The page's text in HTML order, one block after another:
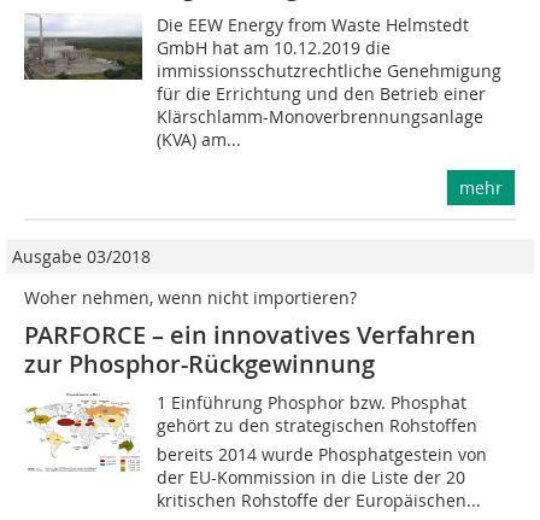
Die EEW Energy from Waste Helmstedt
GmbH hat am 10.12.2019 die
immissionsschutzrechtliche Genehmigung
für die Errichtung und den Betrieb einer
Klärschlamm-Monoverbrennungsanlage
(KVA) am...
mehr
Ausgabe 03/2018
Woher nehmen, wenn nicht importieren?
PARFORCE – ein innovatives Verfahren
zur Phosphor-Rückgewinnung
1 Einführung Phosphor bzw. Phosphat
gehört zu den strategischen Rohstoffen 
bereits 2014 wurde Phosphatgestein von
der EU-Kommission in die Liste der 20
kritischen Rohstoffe der Europäischen...